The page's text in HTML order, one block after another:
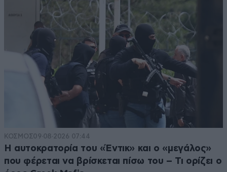
ΚΟΣΜΟΣ09·08·2026 07:44
Η αυτοκρατορία του «Έντικ» και ο «μεγάλος»
που φέρεται να βρίσκεται πίσω του – Τι ορίζει ο